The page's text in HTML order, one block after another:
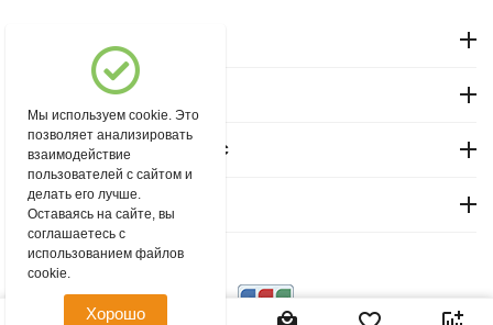
Магазин "Северный"
Покупательский сервис
Контакты
© 2004 - 2026 msever.ru.
Мы используем cookie. Это
позволяет анализировать
взаимодействие
пользователей с сайтом и
делать его лучше.
Оставаясь на сайте, вы
соглашаетесь с
использованием файлов
cookie.
Хорошо